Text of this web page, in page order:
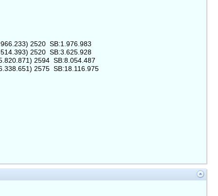
2520 SB:1.976.983
2520 SB:3.625.928
2594 SB:8.054.487
2575 SB:18.116.975